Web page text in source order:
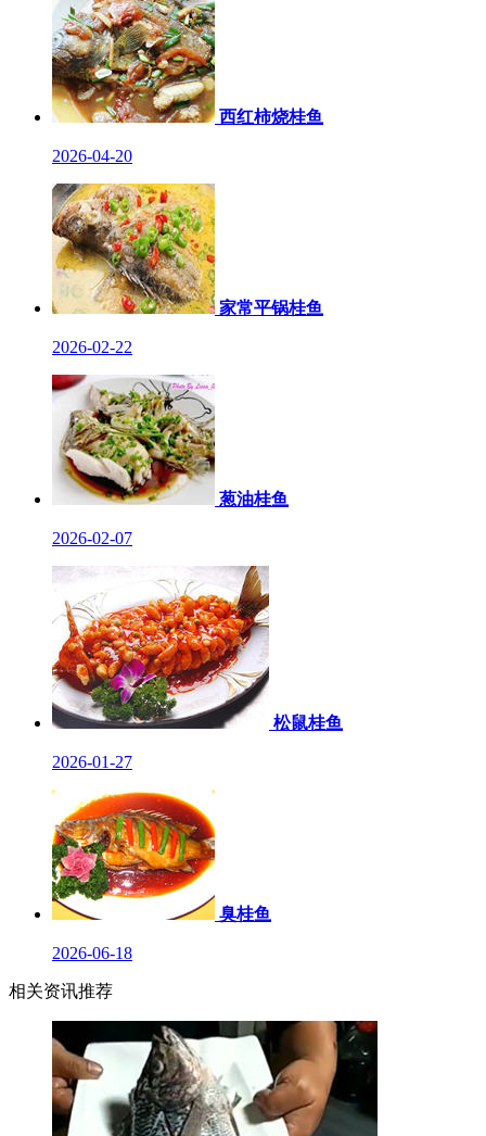
西红柿烧桂鱼
2026-04-20
家常平锅桂鱼
2026-02-22
葱油桂鱼
2026-02-07
松鼠桂鱼
2026-01-27
臭桂鱼
2026-06-18
相关资讯推荐